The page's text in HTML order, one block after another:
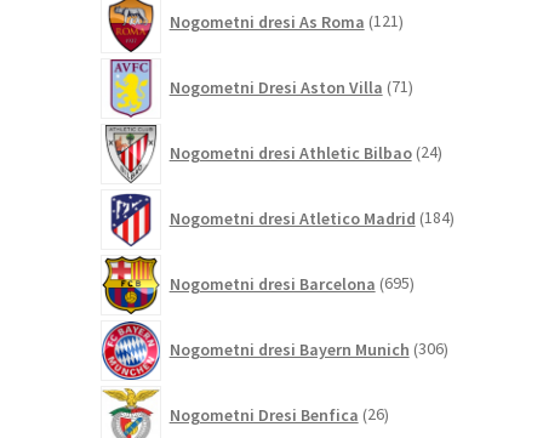
Nogometni dresi As Roma 121izdelkov
Nogometni Dresi Aston Villa 71izdelkov
Nogometni dresi Athletic Bilbao 24izdelkov
Nogometni dresi Atletico Madrid 184izdelkov
Nogometni dresi Barcelona 695izdelkov
Nogometni dresi Bayern Munich 306izdelkov
Nogometni Dresi Benfica 26izdelkov